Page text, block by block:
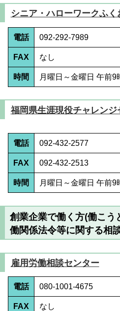
シニア・ハローワークふく
電話 092-292-7989
FAX なし
時間 月曜日～金曜日 午前9
福岡県生涯現役チャレンジ
電話 092-432-2577
FAX 092-432-2513
時間 月曜日～金曜日 午前9
創業企業で働く方(働こう
働関係法令等に関する相
雇用労働相談センター
電話 080-1001-4675
FAX なし